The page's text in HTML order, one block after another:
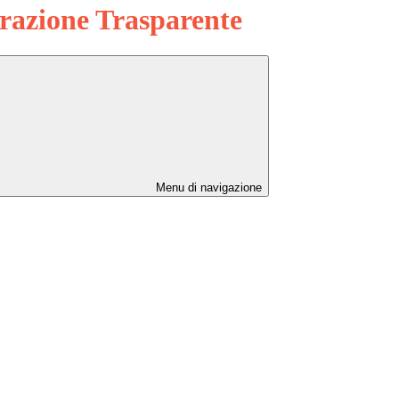
Trasparente
Menu di navigazione